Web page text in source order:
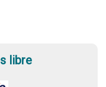
libre